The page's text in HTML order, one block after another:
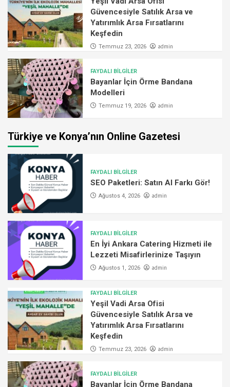
Güvencesiyle Satılık Arsa ve
Yatırımlık Arsa Fırsatlarını
Keşfedin
Temmuz 23, 2026 admin
FAYDALI BİLGİLER
Bayanlar İçin Örme Bandana
Modelleri
Temmuz 19, 2026 admin
Türkiye ve Konya’nın Online Gazetesi
FAYDALI BİLGİLER
SEO Paketleri: Satın Al Farkı Gör!
Ağustos 4, 2026 admin
FAYDALI BİLGİLER
En İyi Ankara Catering Hizmeti ile
Lezzeti Misafirlerinize Taşıyın
Ağustos 1, 2026 admin
FAYDALI BİLGİLER
Yeşil Vadi Arsa Ofisi
Güvencesiyle Satılık Arsa ve
Yatırımlık Arsa Fırsatlarını
Keşfedin
Temmuz 23, 2026 admin
FAYDALI BİLGİLER
Bayanlar İçin Örme Bandana